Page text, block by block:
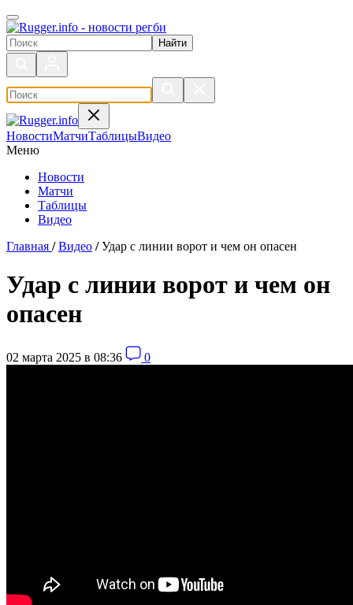
Поиск по сайту
НовостиМатчиТаблицыВидео
Меню
Новости
Матчи
Таблицы
Видео
Главная / Видео / Удар с линии ворот и чем он опасен
Удар с линии ворот и чем он
опасен
02 марта 2025 в 08:36 0